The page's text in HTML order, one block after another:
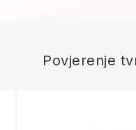
Povjerenje